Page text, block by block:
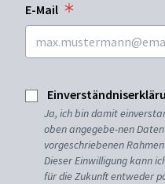
E-Mail
Ja, ich bin damit
oben angegebe-nen
vorgeschriebenen
Dieser Einwilligung kann
für die Zukunft entweder